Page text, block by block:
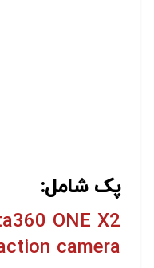
پک شامل:
ONE X2
camera